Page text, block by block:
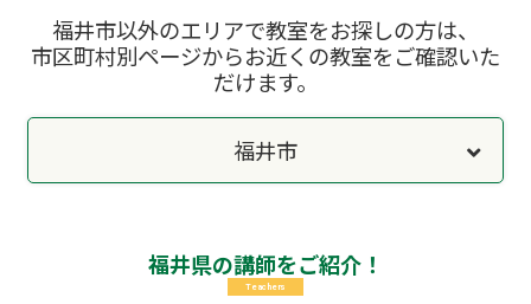
福井市以外のエリアで教室をお探しの方は、
市区町村別ページからお近くの教室をご確認いた
だけます。
福井市
福井県の講師をご紹介！
Teachers